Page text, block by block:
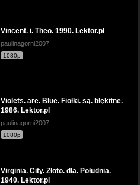
Vincent. i. Theo. 1990. Lektor.pl
paulinagorni2007
1080p
Violets. are. Blue. Fiołki. są. błękitne.
1986. Lektor.pl
paulinagorni2007
1080p
Virginia. City. Złoto. dla. Południa.
1940. Lektor.pl